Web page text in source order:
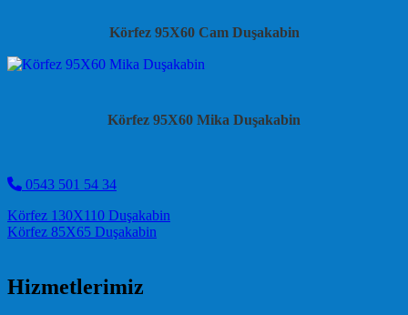
Körfez 95X60 Cam Duşakabin
Körfez 95X60 Mika Duşakabin
0543 501 54 34
Post navigation
Körfez 130X110 Duşakabin
Körfez 85X65 Duşakabin
Hizmetlerimiz